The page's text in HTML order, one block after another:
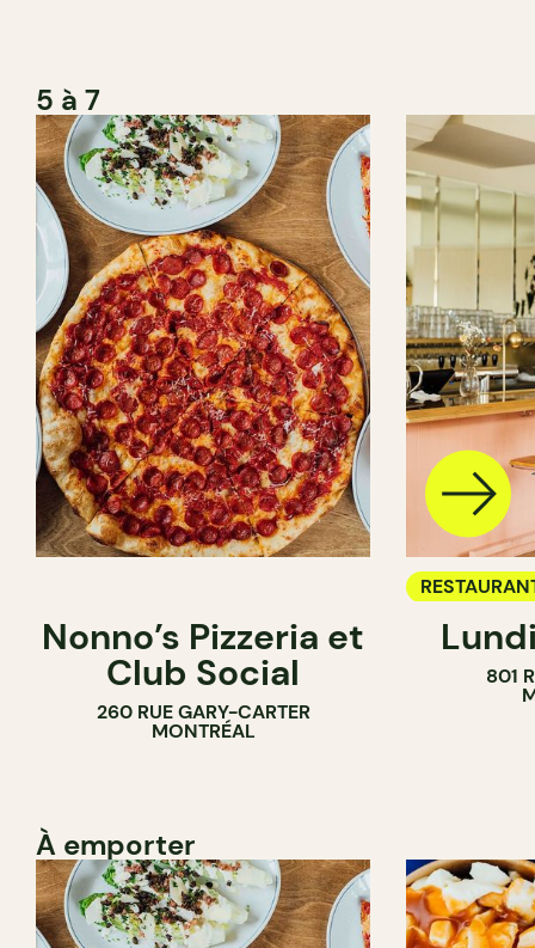
5 à 7
Nonno’s Pizzeria et
Club Social
260 RUE GARY-CARTER
MONTRÉAL
BAR À VIN
801
À emporter